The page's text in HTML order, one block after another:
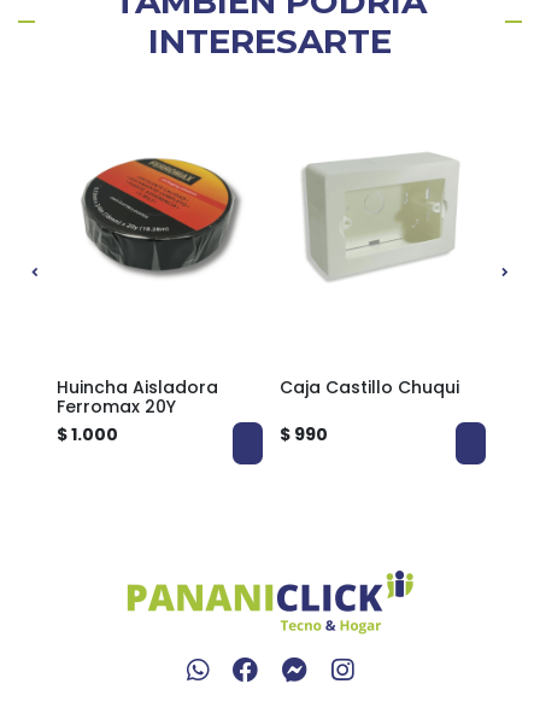
INTERESARTE
Huincha Aisladora
Ferromax 20Y
$ 1.000
Caja Castillo Chuqui
$ 990